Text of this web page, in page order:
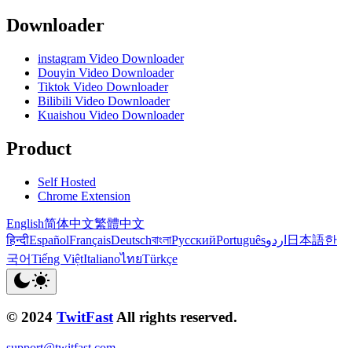
Downloader
instagram Video Downloader
Douyin Video Downloader
Tiktok Video Downloader
Bilibili Video Downloader
Kuaishou Video Downloader
Product
Self Hosted
Chrome Extension
English简体中文繁體中文
हिन्दीEspañolFrançaisDeutschবাংলাРусскийPortuguêsاردو 日本語한
국어Tiếng ViệtItalianoไทยTürkçe
© 2024 TwitFastAll rights reserved.